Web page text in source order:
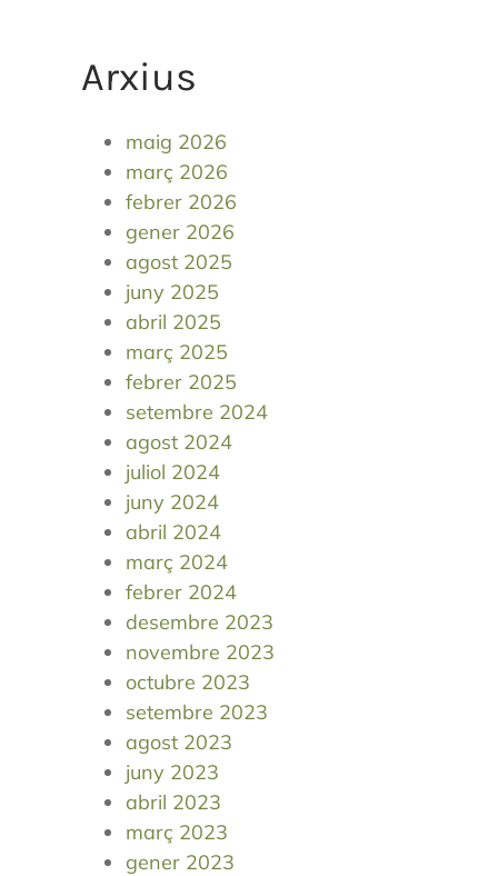
Arxius
maig 2026
març 2026
febrer 2026
gener 2026
agost 2025
juny 2025
abril 2025
març 2025
febrer 2025
setembre 2024
agost 2024
juliol 2024
juny 2024
abril 2024
març 2024
febrer 2024
desembre 2023
novembre 2023
octubre 2023
setembre 2023
agost 2023
juny 2023
abril 2023
març 2023
gener 2023